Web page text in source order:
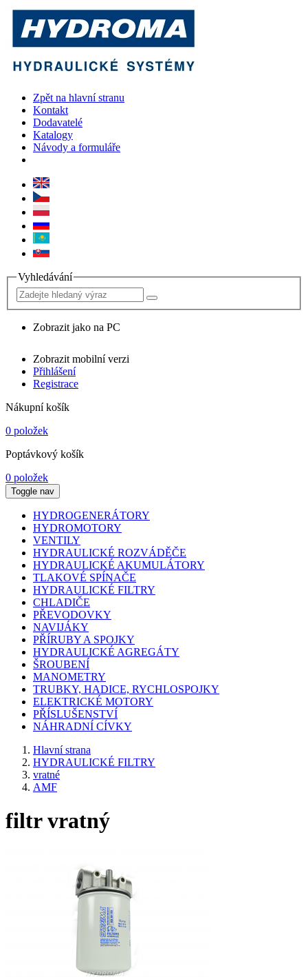
Zpět na hlavní stranu
Kontakt
Dodavatelé
Katalogy
Návody a formuláře
Vyhledávání
Zobrazit jako na PC
Zobrazit mobilní verzi
Přihlášení
Registrace
Nákupní košík
0 položek
Poptávkový košík
0 položek
Toggle nav
HYDROGENERÁTORY
HYDROMOTORY
VENTILY
HYDRAULICKÉ ROZVÁDĚČE
HYDRAULICKÉ AKUMULÁTORY
TLAKOVÉ SPÍNAČE
HYDRAULICKÉ FILTRY
CHLADIČE
PŘEVODOVKY
NAVIJÁKY
PŘÍRUBY A SPOJKY
HYDRAULICKÉ AGREGÁTY
ŠROUBENÍ
MANOMETRY
TRUBKY, HADICE, RYCHLOSPOJKY
ELEKTRICKÉ MOTORY
PŘÍSLUŠENSTVÍ
NÁHRADNÍ CÍVKY
Hlavní strana
HYDRAULICKÉ FILTRY
vratné
AMF
filtr vratný